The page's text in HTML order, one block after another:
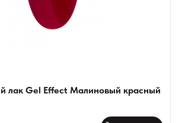
лак Gel Effect Малиновый красный